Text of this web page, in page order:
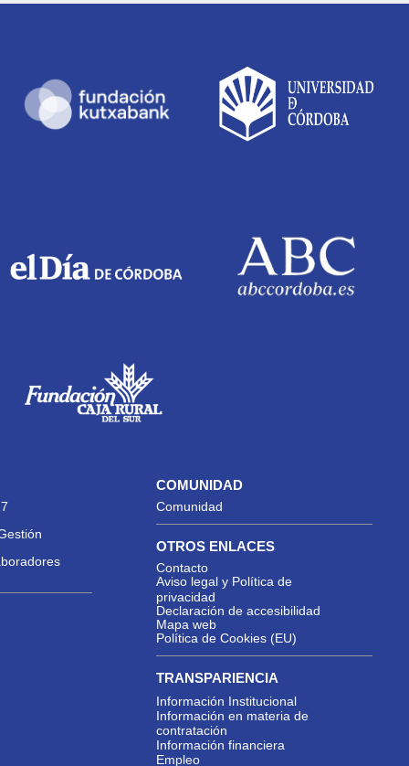
COMUNIDAD
Comunidad
OTROS ENLACES
Contacto
Aviso legal y Política de
privacidad
Declaración de accesibilidad
Mapa web
Política de Cookies (EU)
TRANSPARIENCIA
Información Institucional
Información en materia de
contratación
Información financiera
Empleo